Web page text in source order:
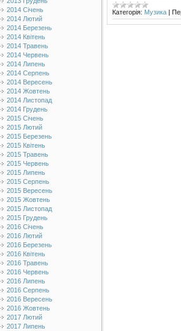
2014 Січень
2014 Лютий
2014 Березень
2014 Квітень
2014 Травень
2014 Червень
2014 Липень
2014 Серпень
2014 Вересень
2014 Жовтень
2014 Листопад
2014 Грудень
2015 Січень
2015 Лютий
2015 Березень
2015 Квітень
2015 Травень
2015 Червень
2015 Липень
2015 Серпень
2015 Вересень
2015 Жовтень
2015 Листопад
2015 Грудень
2016 Січень
2016 Лютий
2016 Березень
2016 Квітень
2016 Травень
2016 Червень
2016 Липень
2016 Серпень
2016 Вересень
2016 Жовтень
2017 Лютий
2017 Липень
Категорія: Музика |